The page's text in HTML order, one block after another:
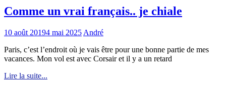
Comme un vrai français.. je chiale
10 août 20194 mai 2025 André
Paris, c’est l’endroit où je vais être pour une bonne partie de mes
vacances. Mon vol est avec Corsair et il y a un retard
Lire la suite...